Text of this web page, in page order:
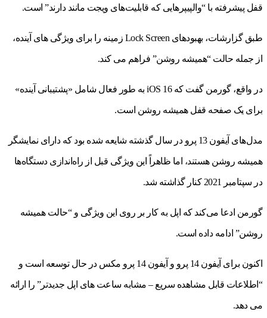
قفل پیشرفته با “والپیپرهایی که قابلیت‌های ویجت مانند دارند” است.
طبق گزارشات، بهبودهای Lock Screen زمینه را برای ویژگی های آینده،
از جمله حالت “همیشه روشن” فراهم می کند.
در واقع، گورمن گفت که iOS 16 به طور فعال شامل «پشتیبانی آینده»
برای یک صفحه قفل همیشه روشن است.
مدل‌های آیفون 13 پرو در سال گذشته شایعه شده بود که دارای نمایشگر
همیشه روشن هستند، اما ظاهراً این ویژگی قبل از راه‌اندازی دستگاه‌ها
در سپتامبر 2021 کنار گذاشته شد.
گورمن ادعا می‌کند که اپل به کار بر روی این ویژگی و “حالت همیشه
روشن” ادامه داده است.
اکنون برای آیفون 14 پرو و ​​آیفون 14 پرو مکس در حال توسعه است و
“اطلاعات قابل مشاهده سریع – مشابه ساعت های اپل جدیدتر” را ارائه
می دهد.